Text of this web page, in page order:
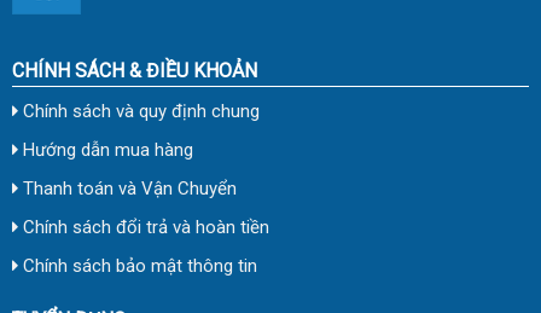
CHÍNH SÁCH & ĐIỀU KHOẢN
Chính sách và quy định chung
Hướng dẫn mua hàng
Thanh toán và Vận Chuyển
Chính sách đổi trả và hoàn tiền
Chính sách bảo mật thông tin